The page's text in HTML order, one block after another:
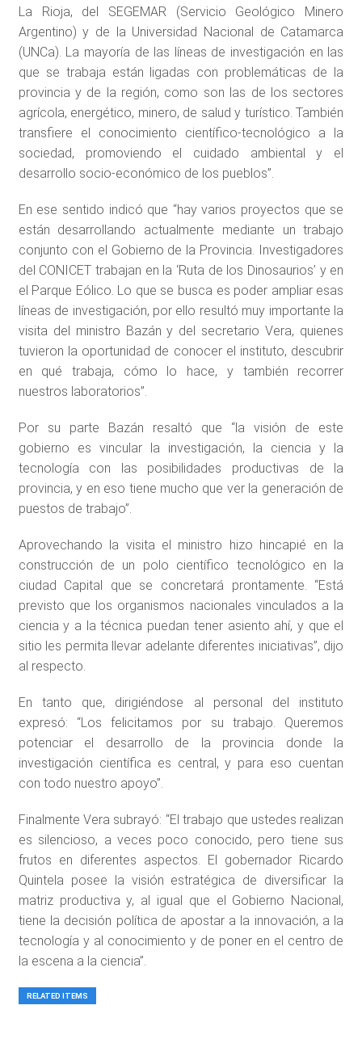
La Rioja, del SEGEMAR (Servicio Geológico Minero
Argentino) y de la Universidad Nacional de Catamarca
(UNCa). La mayoría de las líneas de investigación en las
que se trabaja están ligadas con problemáticas de la
provincia y de la región, como son las de los sectores
agrícola, energético, minero, de salud y turístico. También
transfiere el conocimiento científico-tecnológico a la
sociedad, promoviendo el cuidado ambiental y el
desarrollo socio-económico de los pueblos”.
En ese sentido indicó que “hay varios proyectos que se
están desarrollando actualmente mediante un trabajo
conjunto con el Gobierno de la Provincia. Investigadores
del CONICET trabajan en la ‘Ruta de los Dinosaurios’ y en
el Parque Eólico. Lo que se busca es poder ampliar esas
líneas de investigación, por ello resultó muy importante la
visita del ministro Bazán y del secretario Vera, quienes
tuvieron la oportunidad de conocer el instituto, descubrir
en qué trabaja, cómo lo hace, y también recorrer
nuestros laboratorios”.
Por su parte Bazán resaltó que “la visión de este
gobierno es vincular la investigación, la ciencia y la
tecnología con las posibilidades productivas de la
provincia, y en eso tiene mucho que ver la generación de
puestos de trabajo”.
Aprovechando la visita el ministro hizo hincapié en la
construcción de un polo científico tecnológico en la
ciudad Capital que se concretará prontamente. “Está
previsto que los organismos nacionales vinculados a la
ciencia y a la técnica puedan tener asiento ahí, y que el
sitio les permita llevar adelante diferentes iniciativas”, dijo
al respecto.
En tanto que, dirigiéndose al personal del instituto
expresó: “Los felicitamos por su trabajo. Queremos
potenciar el desarrollo de la provincia donde la
investigación científica es central, y para eso cuentan
con todo nuestro apoyo”.
Finalmente Vera subrayó: “El trabajo que ustedes realizan
es silencioso, a veces poco conocido, pero tiene sus
frutos en diferentes aspectos. El gobernador Ricardo
Quintela posee la visión estratégica de diversificar la
matriz productiva y, al igual que el Gobierno Nacional,
tiene la decisión política de apostar a la innovación, a la
tecnología y al conocimiento y de poner en el centro de
la escena a la ciencia”.
RELATED ITEMS